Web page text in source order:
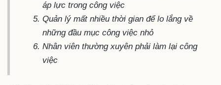
áp lực trong công việc
Quản lý mất nhiều thời gian để lo lắng về
những đầu mục công việc nhỏ
Nhân viên thường xuyên phải làm lại công
việc